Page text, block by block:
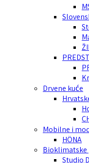
Drvene kuće
Mobilne i
HÖNA
Bioklimatske
Studio